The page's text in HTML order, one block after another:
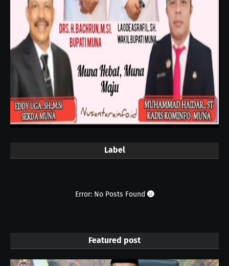
Label
Error: No Posts Found
Featured post